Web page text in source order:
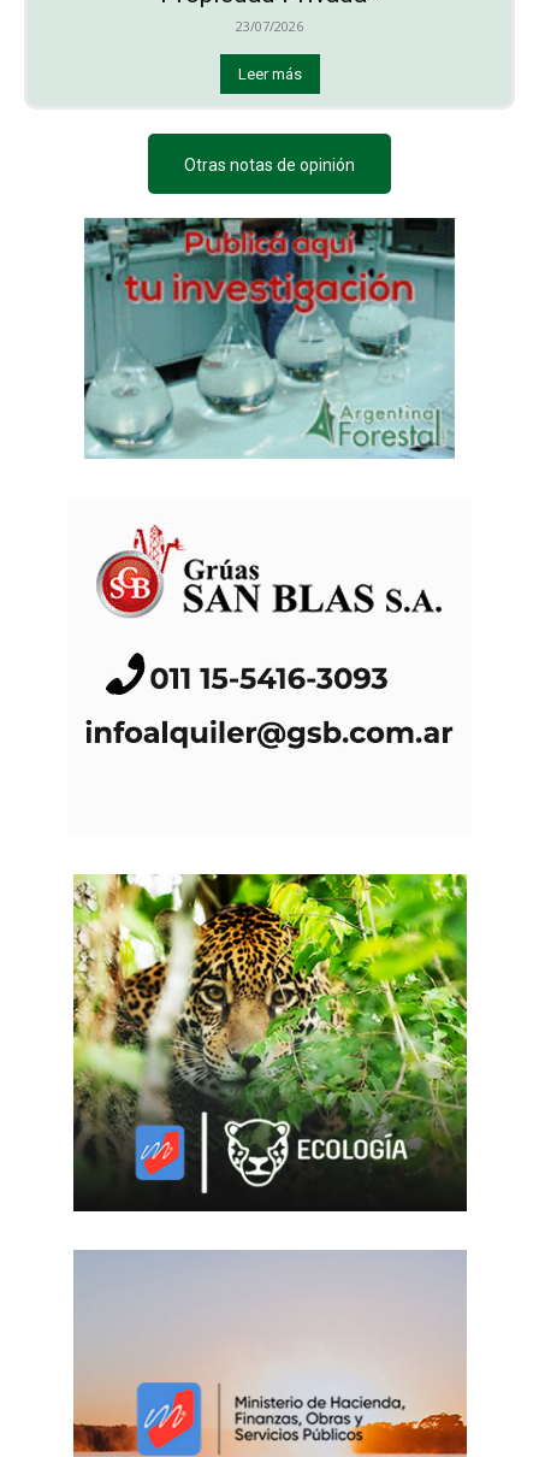
23/07/2026
Leer más
Otras notas de opinión